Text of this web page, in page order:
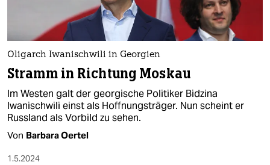
Oligarch Iwanischwili in Georgien
Stramm in Richtung Moskau
Im Westen galt der georgische Politiker Bidzina
Iwanischwili einst als Hoffnungsträger. Nun scheint er
Russland als Vorbild zu sehen.
Von Barbara Oertel
1.5.2024